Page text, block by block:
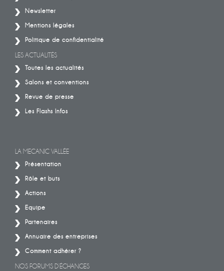
Newsletter
Mentions légales
Politique de confidentialité
LES ACTUALITÉS
Toutes les actualités
Salons et conventions
Revue de presse
Les Flashs Infos
LA MECANIC VALLÉE
Présentation
Rôle et buts
Actions
Equipe
Partenaires
Annuaire des entreprises
Comment adhérer ?
NOS FORUMS D’ÉCHANGES